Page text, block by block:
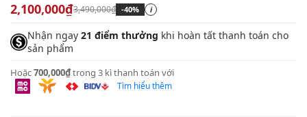
2,100,000₫3,490,000₫ -40% i
Nhận ngay 21 điểm thưởng khi hoàn tất thanh toán cho
sản phẩm
Hoặc700,000₫trong 3 kì thanh toán với
Tìm hiểu thêm